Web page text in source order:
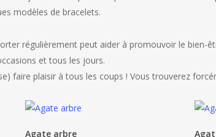
modèles de bracelets.
régulièrement peut aider à promouvoir le bien-
et tous les jours.
faire plaisir à tous les coups ! Vous trouverez
Agate arbre